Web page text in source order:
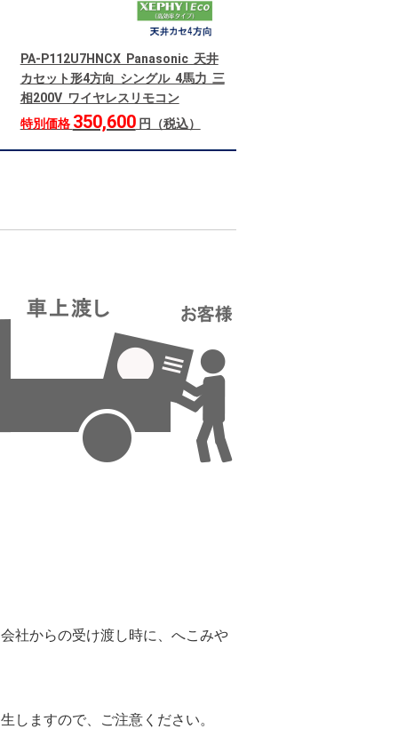
PA-P112U7HNCX Panasonic 天井
カセット形4方向 シングル 4馬力 三
相200V ワイヤレスリモコン
特別価格 350,600円（税込）
社からの受け渡し時に、へこみや
しますので、ご注意ください。